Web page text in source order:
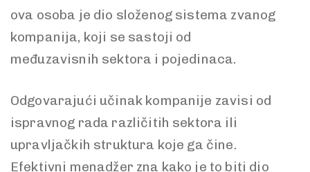
ova osoba je dio složenog sistema zvanog
kompanija, koji se sastoji od
međuzavisnih sektora i pojedinaca.
Odgovarajući učinak kompanije zavisi od
ispravnog rada različitih sektora ili
upravljačkih struktura koje ga čine.
Efektivni menadžer zna kako je to biti dio